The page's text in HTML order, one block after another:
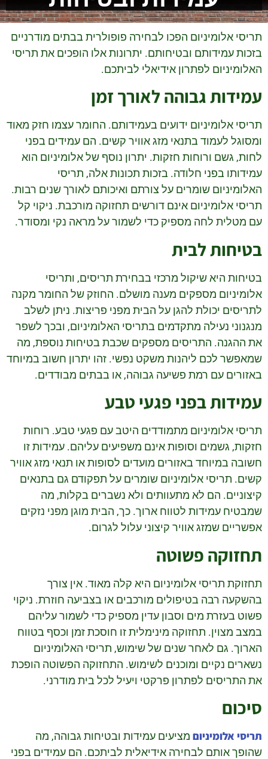
תריסי אלומיניום הפכו לבחירה פופולרית בבתים מודרניים
בזכות עמידותם ובטיחותם. יתרונות אלו הופכים את תריסי
האלומיניום לפתרון אידיאלי לביתכם.
עמידות גבוהה לאורך זמן
תריסי אלומיניום ידועים בעמידותם. החומר עצמו חזק מאוד
ומסוגל לעמוד בתנאי מזג אוויר קשים. הם עמידים בפני
לחות, גשם ורוחות חזקות. יתרון נוסף של אלומיניום הוא
עמידותו בפני חלודה. בזכות תכונות אלה, תריסי
האלומיניום שומרים על צורתם ואיכותם לאורך שנים רבות.
תריסי אלומיניום אינם דורשים תחזוקה מורכבת. ניקוי קל
עם מטלית לחה מספיק כדי לשמור על מראה נקי ומסודר.
בטיחות לבית
בטיחות היא שיקול מרכזי בבחירת תריסים, ותריסי
אלומיניום מספקים מענה מושלם. החוזק של החומר מקנה
לתריסים יכולת להגן על הבית מפני פריצות. ניתן לשלב
מנגנוני נעילה מתקדמים בתריסי האלומיניום, ובכך לשפר
את ההגנה. התריסים מספקים שכבת בטיחות נוספת, מה
שמאפשר לכם ליהנות משקט נפשי. זהו יתרון חשוב במיוחד
באזורים עם רמת פשיעה גבוהה, או בבתים מבודדים.
עמידות בפני פגעי טבע
תריסי אלומיניום מתמודדים היטב עם פגעי טבע. רוחות
חזקות, גשמים וסופות אינם משפיעים עליהם. עמידות זו
חשובה במיוחד באזורים מועדים לסופות או תנאי מזג אוויר
קשים. תריסי אלומיניום שומרים על תפקודם גם בתנאים
קיצוניים. הם לא מתעוותים ולא נשברים בקלות, מה
שמבטיח עמידות לטווח ארוך. כך, הבית מוגן מפני נזקים
אפשריים שמזג אוויר קיצוני עלול לגרום.
תחזוקה פשוטה
תחזוקת תריסי אלומיניום היא קלה מאוד. אין צורך
בהשקעה רבה בטיפולים מורכבים או בצביעה חוזרת. ניקוי
פשוט בעזרת מים וסבון עדין מספיק כדי לשמור עליהם
במצב מצוין. תחזוקה מינימלית זו חוסכת זמן וכסף בטווח
הארוך. גם לאחר שנים של שימוש, תריסי האלומיניום
נשארים נקיים ומוכנים לשימוש. התחזוקה הפשוטה הופכת
את התריסים לפתרון פרקטי ויעיל לכל בית מודרני.
סיכום
תריסי אלומיניום מציעים עמידות ובטיחות גבוהה, מה
שהופך אותם לבחירה אידיאלית לביתכם. הם עמידים בפני